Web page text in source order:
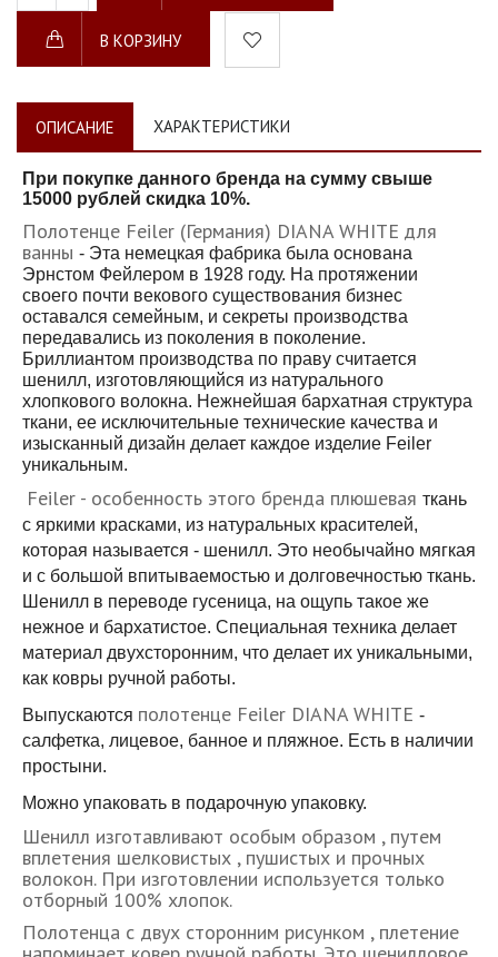
В КОРЗИНУ
ОПИСАНИЕ ХАРАКТЕРИСТИКИ
При покупке данного бренда на сумму свыше
15000 рублей скидка 10%.
Полотенце Feiler (Германия) DIANA WHITE для
ванны - Эта немецкая фабрика была основана
Эрнстом Фейлером в 1928 году. На протяжении
своего почти векового существования бизнес
оставался семейным, и секреты производства
передавались из поколения в поколение.
Бриллиантом производства по праву считается
шенилл, изготовляющийся из натурального
хлопкового волокна. Нежнейшая бархатная структура
ткани, ее исключительные технические качества и
изысканный дизайн делает каждое изделие Feiler
уникальным.
Feiler - особенность этого бренда плюшевая ткань
с яркими красками, из натуральных красителей,
которая называется - шенилл. Это необычайно мягкая
и с большой впитываемостью и долговечностью ткань.
Шенилл в переводе гусеница, на ощупь такое же
нежное и бархатистое. Специальная техника делает
материал двухсторонним, что делает их уникальными,
как ковры ручной работы.
Выпускаются полотенце Feiler DIANA WHITE -
салфетка, лицевое, банное и пляжное. Есть в наличии
простыни.
Можно упаковать в подарочную упаковку.
Шенилл изготавливают особым образом , путем
вплетения шелковистых , пушистых и прочных
волокон. При изготовлении используется только
отборный 100% хлопок.
Полотенца с двух сторонним рисунком , плетение